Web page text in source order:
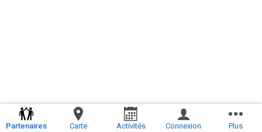
Partenaires Carte Activités Connexion Plus